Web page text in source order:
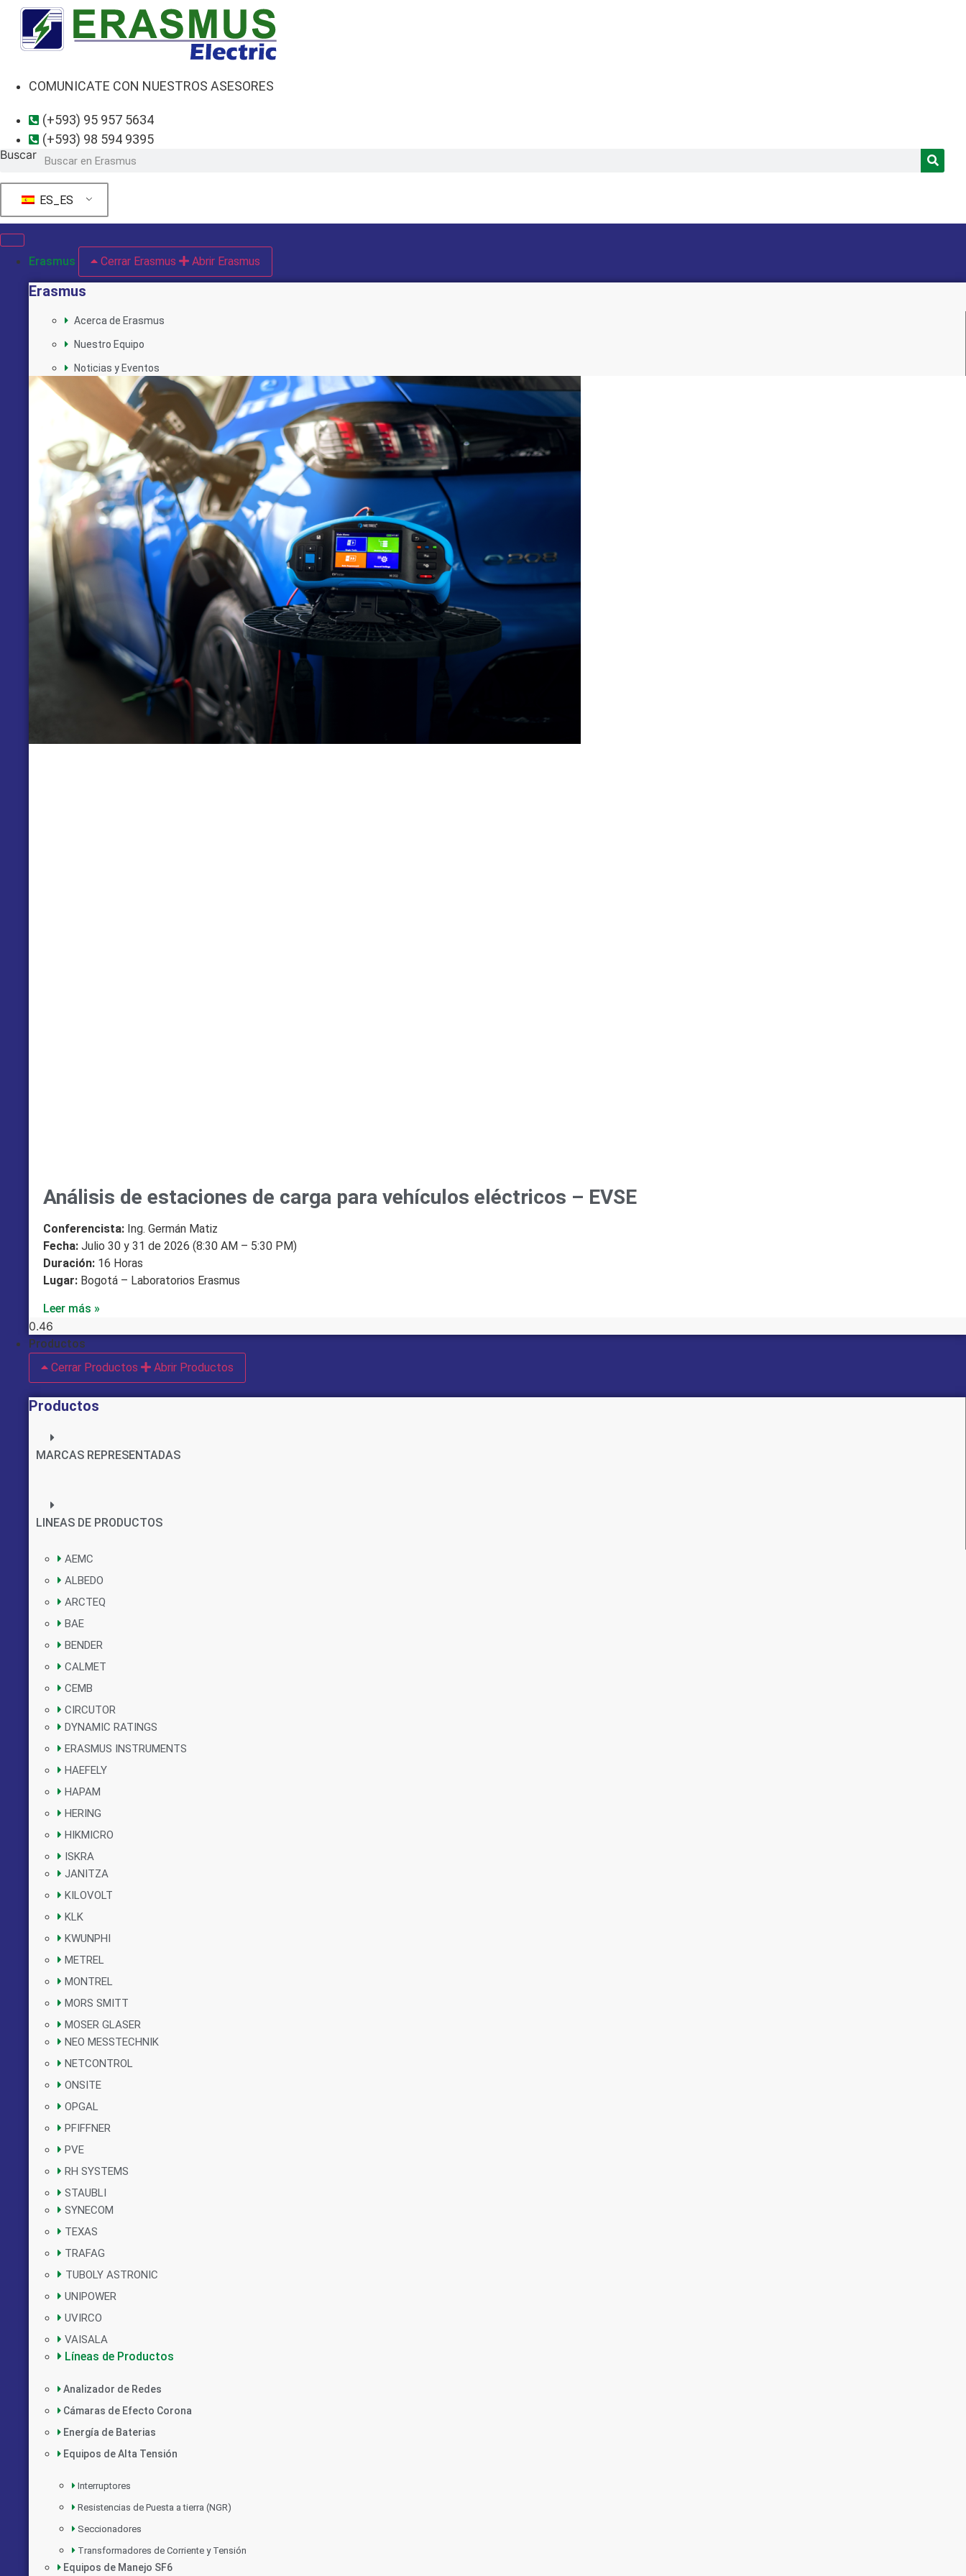
contenido
COMUNICATE CON NUESTROS ASESORES
(+593) 95 957 5634
(+593) 98 594 9395
Buscar
ES_ES
Erasmus Cerrar Erasmus Abrir Erasmus
Erasmus
Acerca de Erasmus
Nuestro Equipo
Noticias y Eventos
Análisis de estaciones de carga para vehículos eléctricos – EVSE
Conferencista: Ing. Germán Matiz
Fecha: Julio 30 y 31 de 2026 (8:30 AM – 5:30 PM)
Duración: 16 Horas
Lugar: Bogotá – Laboratorios Erasmus
Leer más »
Productos
Cerrar Productos
Abrir Productos
Productos
MARCAS REPRESENTADAS
LINEAS DE PRODUCTOS
AEMC
ALBEDO
ARCTEQ
BAE
BENDER
CALMET
CEMB
CIRCUTOR
DYNAMIC RATINGS
ERASMUS INSTRUMENTS
HAEFELY
HAPAM
HERING
HIKMICRO
ISKRA
JANITZA
KILOVOLT
KLK
KWUNPHI
METREL
MONTREL
MORS SMITT
MOSER GLASER
NEO MESSTECHNIK
NETCONTROL
ONSITE
OPGAL
PFIFFNER
PVE
RH SYSTEMS
STAUBLI
SYNECOM
TEXAS
TRAFAG
TUBOLY ASTRONIC
UNIPOWER
UVIRCO
VAISALA
Líneas de Productos
Analizador de Redes
Cámaras de Efecto Corona
Energía de Baterias
Equipos de Alta Tensión
Interruptores
Resistencias de Puesta a tierra (NGR)
Seccionadores
Transformadores de Corriente y Tensión
Equipos de Manejo SF6